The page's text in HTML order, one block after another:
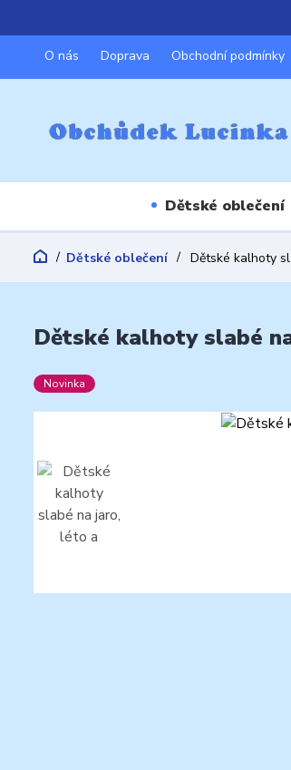
O nás Doprava Obchodní podmínky
Dětské oblečení
Dětské oblečení Dětské kalhoty
Dětské kalhoty slabé
Novinka